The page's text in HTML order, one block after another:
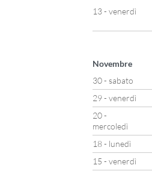
13 - venerdì
Novembre
30 - sabato
29 - venerdì
20 -
mercoledì
18 - lunedì
15 - venerdì